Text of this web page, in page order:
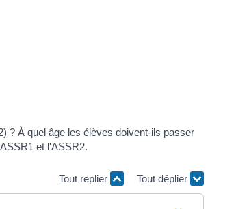
? À quel âge les élèves doivent-ils passer
et l'ASSR2.
Tout replier Tout déplier